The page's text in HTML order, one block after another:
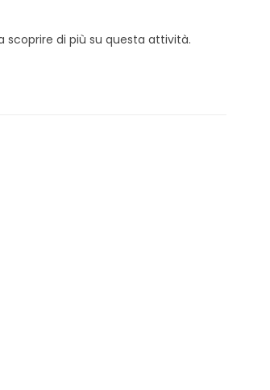
di più su questa attività.